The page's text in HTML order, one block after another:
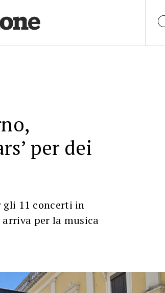
per dei
11 concerti in
per la musica